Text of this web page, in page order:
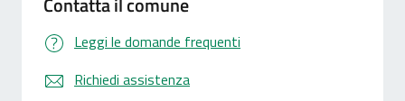
Leggi le domande frequenti
Richiedi assistenza